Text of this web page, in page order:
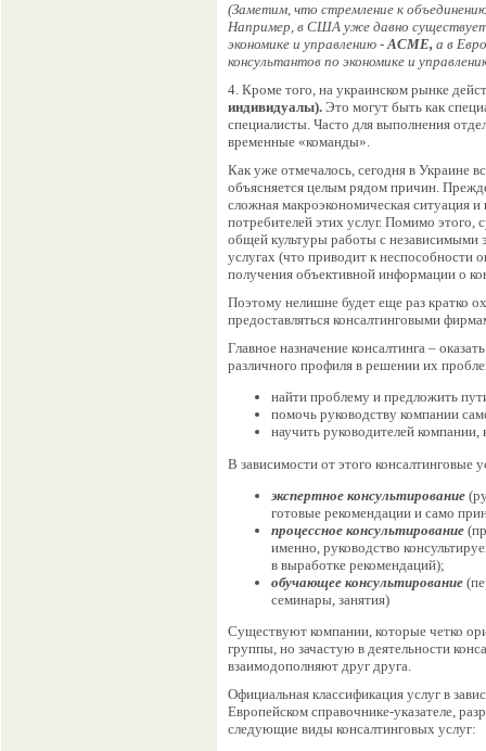
(Заметим, что стремление к
Например, в США уже давно существует
экономике и управлению -АСМЕ, а в
консультантов по экономике и
4. Кроме того, на украинском рынке
индивидуалы). Это могут быть как
специалисты. Часто для выполнения
временные «команды».
Как уже отмечалось, сегодня в Украине
объясняется целым рядом причин.
сложная макроэкономическая ситуация
потребителей этих услуг. Помимо
общей культуры работы с независимыми
услугах (что приводит к неспособности
получения объективной информации о
Поэтому нелишне будет еще раз кратко
предоставляться консалтинговыми
Главное назначение консалтинга –
различного профиля в решении их
найти проблему и предложить
помочь руководству компании
научить руководителей
В зависимости от этого
экспертное консультирование
готовые рекомендации и само
процессное консультирование
именно, руководство
в выработке рекомендаций);
обучающее консультирование
семинары, занятия)
Существуют компании, которые четко
группы, но зачастую в деятельности
взаимодополняют друг друга.
Официальная классификация услуг в
Европейском справочнике-указателе,
следующие виды консалтинговых услуг: